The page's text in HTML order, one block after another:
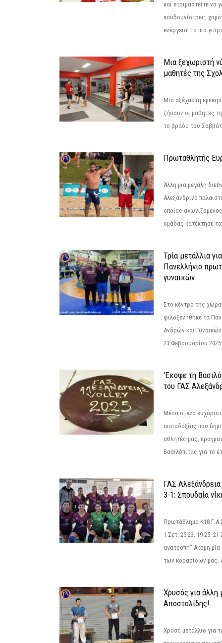
και ετοιμαστείτε να
κουδουνίστρες,
ενέργεια! Το πιο
Μια ξεχωριστή
μαθητές της
Μια αξέχαστη
ζήσουν οι μαθητές
το βράδυ του
Πρωταθλητής
Άλλη μια μεγάλη
Αλεξανδρινό
οποίος
ομάδας κατέκτησε
Τρία μετάλλια
Πανελλήνιο
γυναικών
Στο κέντρο της
φιλοξενήθηκε το
Ανδρών και
23 Φεβρουαρίου
‘Εκοψε τη
του ΓΑΣ
Μέσα σ' ένα
αισιοδοξίας που
αθλητές μας,
Βασιλόπιτας για το
ΓΑΣ
3-1: Σπουδαία
Πρωτάθλημα Κ18
1 Σετ: 25-23. 19-25.
ανατροπή" Ακόμη μία
των κορασίδων μας.
Χρυσός για άλλη
Αποστολίδης!
Χρυσό μετάλλιο για